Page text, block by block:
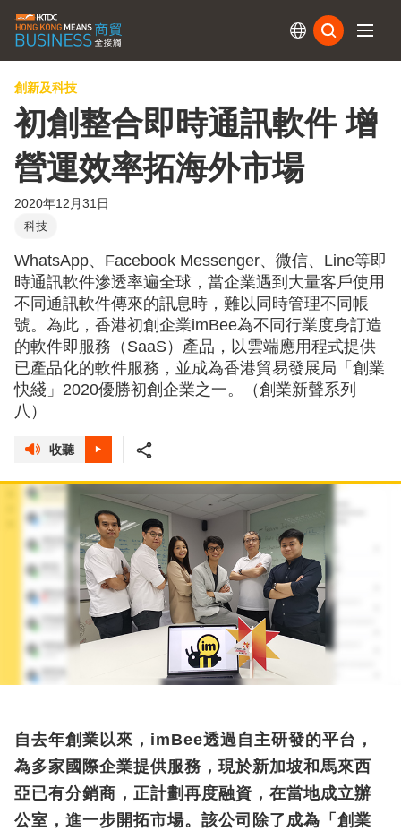
創新及科技
初創整合即時通訊軟件 增
營運效率拓海外市場
2020年12月31日
科技
WhatsApp、Facebook Messenger、微信、Line等即
時通訊軟件滲透率遍全球，當企業遇到大量客戶使用
不同通訊軟件傳來的訊息時，難以同時管理不同帳
號。為此，香港初創企業imBee為不同行業度身訂造
的軟件即服務（SaaS）產品，以雲端應用程式提供
已產品化的軟件服務，並成為香港貿易發展局「創業
快綫」2020優勝初創企業之一。（創業新聲系列
八）
收聽
自去年創業以來，imBee透過自主研發的平台，
為多家國際企業提供服務，現於新加坡和馬來西
亞已有分銷商，正計劃再度融資，在當地成立辦
公室，進一步開拓市場。該公司除了成為「創業